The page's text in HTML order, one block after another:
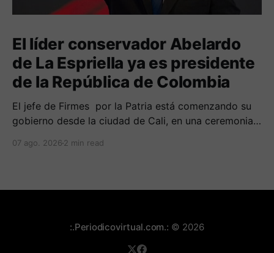
El líder conservador Abelardo
de La Espriella ya es presidente
de la República de Colombia
El jefe de Firmes por la Patria está comenzando su
gobierno desde la ciudad de Cali, en una ceremonia
gobiernos conservadores.
07 ago. 2026 2 min read
:.Periodicovirtual.com.: © 2026